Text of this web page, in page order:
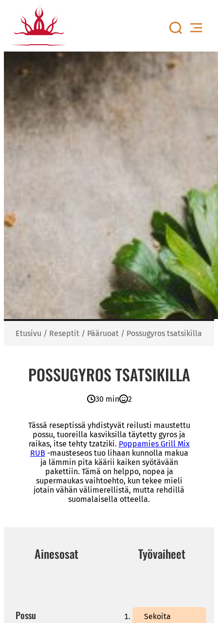
sisältöön
Etusivu / Reseptit / Pääruoat / Possugyros tsatsikilla
POSSUGYROS TSATSIKILLA
30 min 2
Tässä reseptissä yhdistyvät reilusti maustettu
possu, tuoreilla kasviksilla täytetty gyros ja
raikas, itse tehty tzatziki. Poppamies Grill Mix
RUB -mausteseos tuo lihaan kunnolla makua
ja lämmin pita käärii kaiken syötävään
pakettiin. Tämä on helppo, nopea ja
supermaukas vaihtoehto, kun tekee mieli
jotain vähän välimerellistä, mutta rehdillä
suomalaisella otteella.
Ainesosat Työvaiheet
Possu
Sekoita